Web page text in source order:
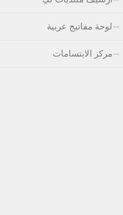
لوحة مفاتيج عربية
مركز الابتسامات